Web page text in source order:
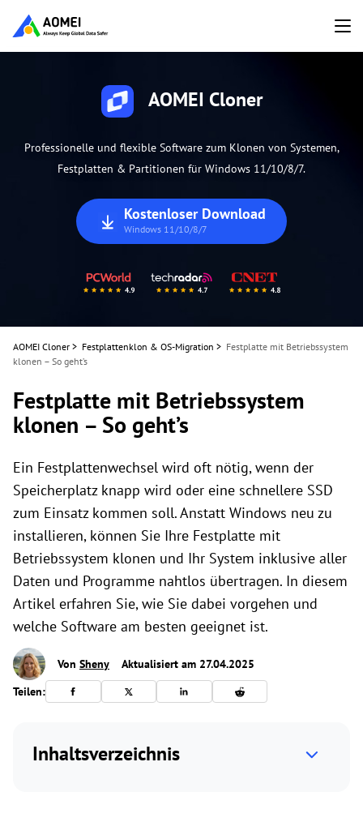
AOMEI Cloner
Professionelle und flexible Software zum Klonen von Systemen,
Festplatten & Partitionen für Windows 11/10/8/7.
Kostenloser Download
Windows 11/10/8/7
AOMEI Cloner > Festplattenklon & OS-Migration > Festplatte mit Betriebssystem
klonen – So geht’s
Festplatte mit Betriebssystem
klonen – So geht’s
Ein Festplattenwechsel wird oft nötig, wenn der
Speicherplatz knapp wird oder eine schnellere SSD
zum Einsatz kommen soll. Anstatt Windows neu zu
installieren, können Sie Ihre Festplatte mit
Betriebssystem klonen und Ihr System inklusive aller
Daten und Programme nahtlos übertragen. In diesem
Artikel erfahren Sie, wie Sie dabei vorgehen und
welche Software am besten geeignet ist.
Von Sheny
Aktualisiert am 27.04.2025
Teilen:
Inhaltsverzeichnis